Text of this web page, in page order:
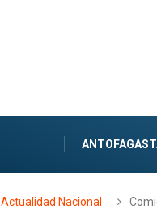
Actualidad Nacional